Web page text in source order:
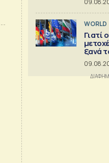
WORLD
Γιατί
ξανά